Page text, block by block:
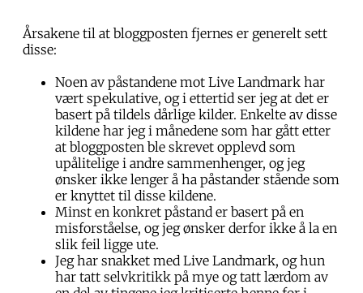
Årsakene til at bloggposten fjernes er generelt sett
disse:
Noen av påstandene mot Live Landmark har
vært spekulative, og i ettertid ser jeg at det er
basert på tildels dårlige kilder. Enkelte av disse
kildene har jeg i månedene som har gått etter
at bloggposten ble skrevet opplevd som
upålitelige i andre sammenhenger, og jeg
ønsker ikke lenger å ha påstander stående som
er knyttet til disse kildene.
Minst en konkret påstand er basert på en
misforståelse, og jeg ønsker derfor ikke å la en
slik feil ligge ute.
Jeg har snakket med Live Landmark, og hun
har tatt selvkritikk på mye og tatt lærdom av